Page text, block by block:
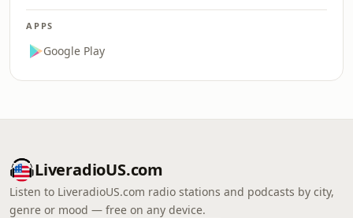
APPS
Google Play
LiveradioUS.com
Listen to LiveradioUS.com radio stations and podcasts by city,
genre or mood — free on any device.